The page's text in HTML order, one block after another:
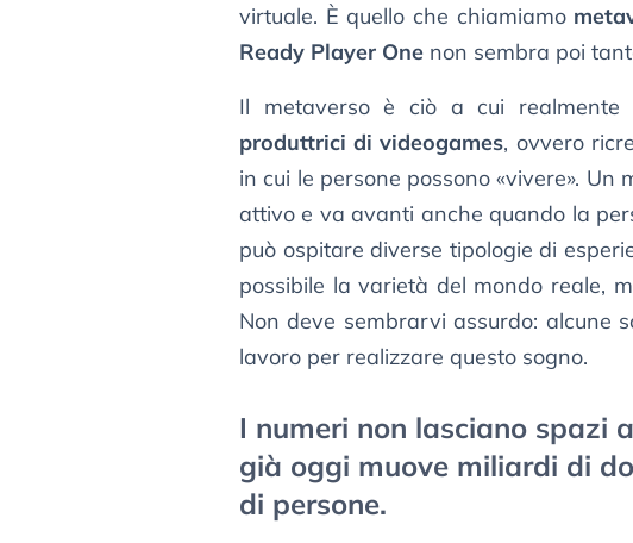
virtuale. È quello che chiamiamo
Ready Player One non sembra poi
Il metaverso è ciò a cui realmente
produttrici di videogames, ovvero
in cui le persone possono «vivere».
attivo e va avanti anche quando la
può ospitare diverse tipologie di
possibile la varietà del mondo reale,
Non deve sembrarvi assurdo: alcune
lavoro per realizzare questo sogno.
I numeri non lasciano spazi
già oggi muove miliardi di
di persone.